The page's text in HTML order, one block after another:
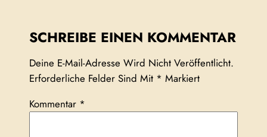
SCHREIBE EINEN KOMMENTAR
Deine E-Mail-Adresse Wird Nicht Veröffentlicht.
Erforderliche Felder Sind Mit * Markiert
Kommentar *